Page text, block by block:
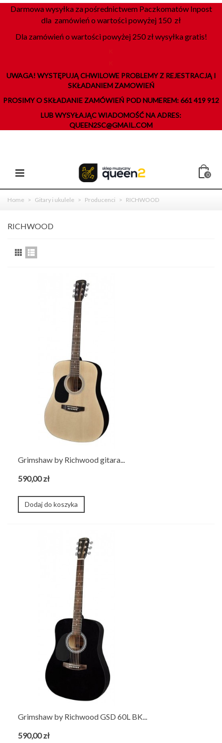
Darmowa wysyłka za pośrednictwem Paczkomatów Inpost
dla zamówień o wartości powyżej 150 zł
Dla zamówień o wartości powyżej 250 zł wysyłka gratis!
UWAGA! WYSTĘPUJĄ CHWILOWE PROBLEMY Z REJESTRACJĄ I
SKŁADANIEM ZAMOWIEŃ
PROSIMY O SKŁADANIE ZAMÓWIEŃ POD NUMEREM: 661 419 912
LUB WYSYŁAJĄC WIADOMOŚĆ NA ADRES:
QUEEN2SC@GMAIL.COM
0
Home > Gitary i ukulele > Producenci > RICHWOOD
RICHWOOD
Grimshaw by Richwood gitara...
590,00 zł
Dodaj do koszyka
Grimshaw by Richwood GSD 60L BK...
590,00 zł